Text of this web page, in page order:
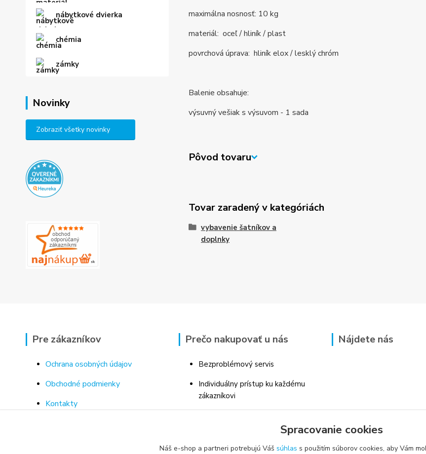
nábytkové dvierka
chémia
zámky
Novinky
Zobraziť všetky novinky
maximálna nosnosť: 10 kg
materiál: oceľ / hliník / plast
povrchová úprava: hliník elox / lesklý chróm
Balenie obsahuje:
výsuvný vešiak s výsuvom - 1 sada
Pôvod tovaru
Tovar zaradený v kategóriách
vybavenie šatníkov a
doplnky
Pre zákazníkov
Ochrana osobných údajov
Obchodné podmienky
Kontakty
Prečo nakupovať u nás
Bezproblémový servis
Individuálny prístup ku každému
zákazníkovi
poradenstvo
Nájdete nás
Spracovanie cookies
Náš e-shop a partneri potrebujú Váš súhlas s použitím súborov cookies, aby Vám